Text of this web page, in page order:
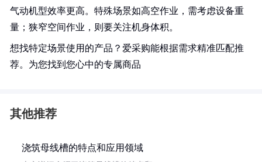
气动机型效率更高。特殊场景如高空作业，需考虑设备重
量；狭窄空间作业，则要关注机身体积。
想找特定场景使用的产品？爱采购能根据需求精准匹配推
荐。为您找到您心中的专属商品
其他推荐
浇筑母线槽的特点和应用领域